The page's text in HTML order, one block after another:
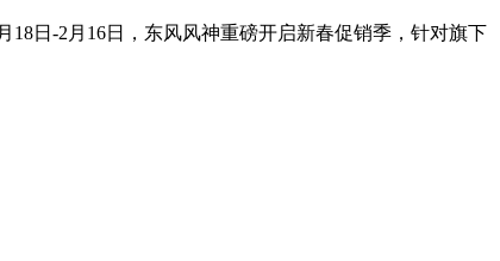
日-2月16日，东风风神重磅开启新春促销季，针对旗下